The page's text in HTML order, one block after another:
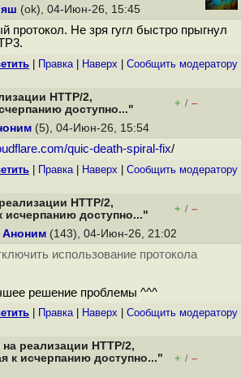
(ok), 04-Июн-26, 15:45
протокол. Не зря гугл быстро прыгнул
Правка| Наверх Cообщить модератору
HTTP/2,
доступно..."
+ / –
(5), 04-Июн-26, 15:54
quic-death-spiral-fix/
Правка| Наверх Cообщить модератору
HTTP/2,
исчерпанию доступно..."
+ / –
Аноним (143), 04-Июн-26, 21:02
использование протокола
решение проблемы ^^^
Правка| Наверх Cообщить модератору
на реализации HTTP/2,
к исчерпанию доступно..."
+ / –